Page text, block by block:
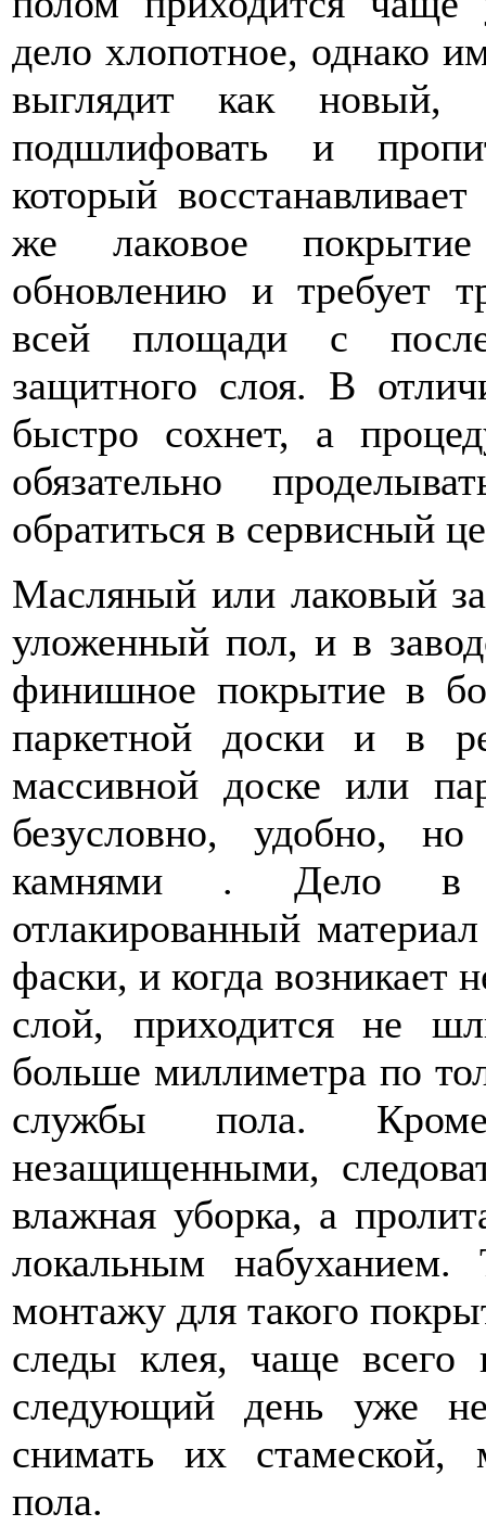
дело хлопотное, однако
выглядит как новый,
подшлифовать и
который
же лаковое
обновлению и требует
всей площади с
защитного слоя. В
быстро сохнет, а
обязательно
обратиться в сервисный
Масляный или лаковый
уложенный пол, и в
финишное покрытие в
паркетной доски и в
массивной доске или
безусловно, удобно,
камнями . Дело в
отлакированный
фаски, и когда возникает
слой, приходится не
больше миллиметра по
службы пола.
незащищенными,
влажная уборка, а
локальным
монтажу для такого
следы клея, чаще всего
следующий день уже
снимать их стамеской,
пола.